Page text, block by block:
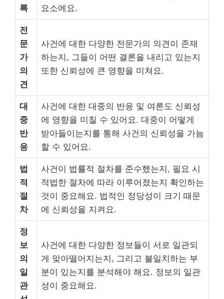
록
요소에요.
전
문
가
의
견
사건에 대한 다양한 전문가의 의견이 존재
하는지, 그들이 어떤 결론을 내리고 있는지
또한 신뢰성에 큰 영향을 미쳐요.
대
중
반
응
사건에 대한 대중의 반응 및 여론도 신뢰성
에 영향을 미칠 수 있어요. 대중이 어떻게
받아들이는지를 통해 사건의 신뢰성을 가늠
할 수 있어요.
법
적
절
차
사건이 법률적 절차를 준수했는지, 필요 시
적법한 절차에 따라 이루어졌는지 확인하는
것이 중요해요. 법적인 정당성이 크기 때문
에 신뢰성을 지켜요.
정
보
의
일
관
사건에 대한 다양한 정보들이 서로 일관되
게 맞아떨어지는지, 그리고 불일치하는 부
분이 있는지를 분석해야 해요. 정보의 일관
성이 중요해요.